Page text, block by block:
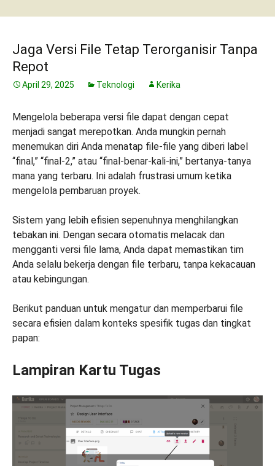
Jaga Versi File Tetap Terorganisir Tanpa
Repot
April 29, 2025 Teknologi Kerika
Mengelola beberapa versi file dapat dengan cepat
menjadi sangat merepotkan. Anda mungkin pernah
menemukan diri Anda menatap file-file yang diberi label
“final,” “final-2,” atau “final-benar-kali-ini,” bertanya-tanya
mana yang terbaru. Ini adalah frustrasi umum ketika
mengelola pembaruan proyek.
Sistem yang lebih efisien sepenuhnya menghilangkan
tebakan ini. Dengan secara otomatis melacak dan
mengganti versi file lama, Anda dapat memastikan tim
Anda selalu bekerja dengan file terbaru, tanpa kekacauan
atau kebingungan.
Berikut panduan untuk mengatur dan memperbarui file
secara efisien dalam konteks spesifik tugas dan tingkat
papan:
Lampiran Kartu Tugas